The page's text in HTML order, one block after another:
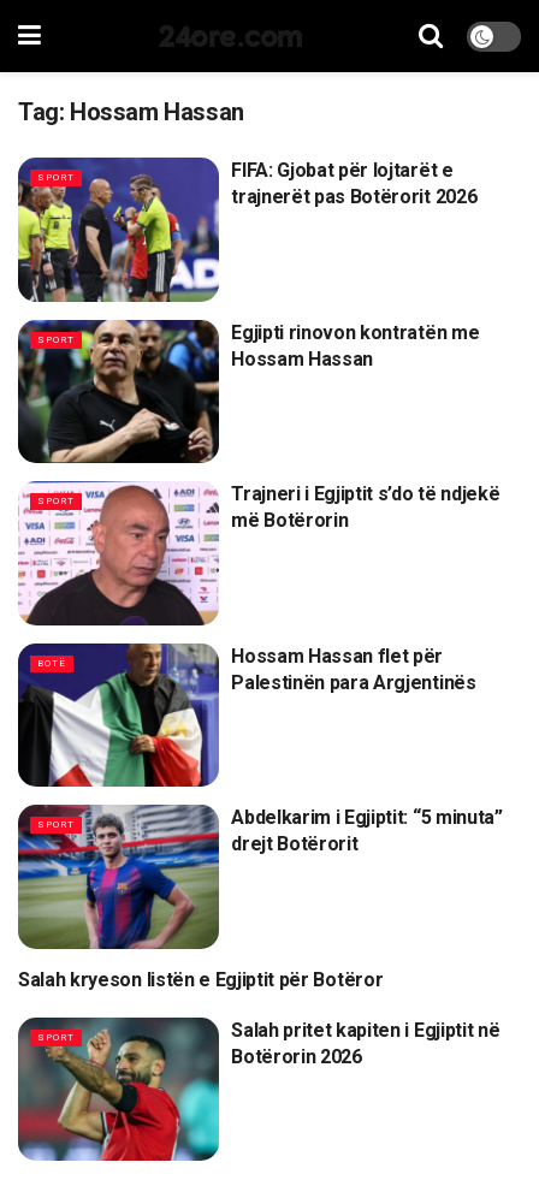
24ore.com
Tag: Hossam Hassan
SPORT
FIFA: Gjobat për lojtarët e
trajnerët pas Botërorit 2026
SPORT
Egjipti rinovon kontratën me
Hossam Hassan
SPORT
Trajneri i Egjiptit s’do të ndjekë
më Botërorin
BOTË
Hossam Hassan flet për
Palestinën para Argjentinës
SPORT
Abdelkarim i Egjiptit: “5 minuta”
drejt Botërorit
SPORT
Salah kryeson listën e Egjiptit për Botëror
SPORT
Salah pritet kapiten i Egjiptit në
Botërorin 2026